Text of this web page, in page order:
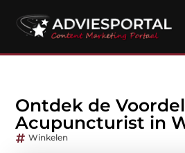
Ontdek de
Acupuncturist in
Winkelen